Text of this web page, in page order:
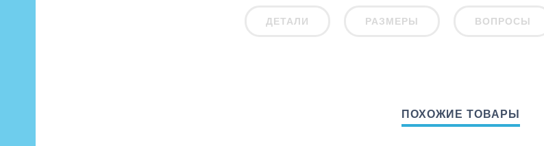
ДЕТАЛИ РАЗМЕРЫ ВОПРОСЫ
ПОХОЖИЕ ТОВАРЫ